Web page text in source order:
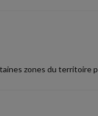
zones du territoire